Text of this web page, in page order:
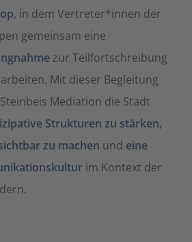
, in dem Vertreter*innen der
gemeinsam eine
zur Teilfortschreibung
Mit dieser Begleitung
Mediation die Stadt
Strukturen zu stärken,
zu machen und eine
im Kontext der